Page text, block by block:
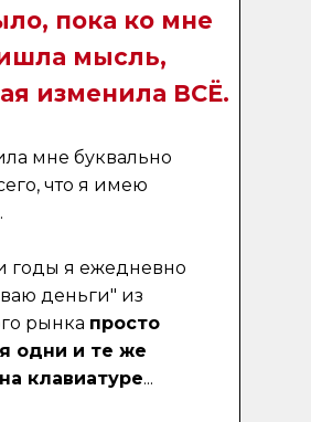
мне буквально
что я имею
годы я ежедневно
деньги" из
рынка просто
одни и те же
клавиатуре...
пока ко мне
мысль,
изменила ВСЁ.